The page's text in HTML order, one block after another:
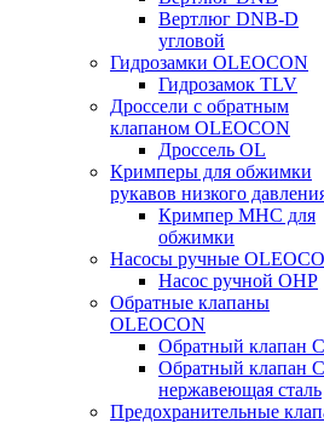
Вертлюг DNB-D
угловой
Гидрозамки OLEOCON
Гидрозамок TLV
Дроссели с обратным
клапаном OLEOCON
Дроссель OL
Кримперы для обжимки
рукавов низкого
Кримпер MHC для
обжимки
Насосы ручные
Насос ручной OHP
Обратные клапаны
OLEOCON
Обратный клапан
Обратный клапан
нержавеющая сталь
Предохранительные